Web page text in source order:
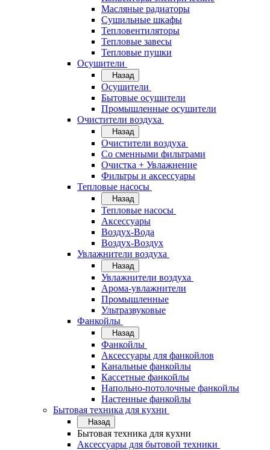
Масляные радиаторы
Сушильные шкафы
Тепловентиляторы
Тепловые завесы
Тепловые пушки
Осушители
Назад
Осушители
Бытовые осушители
Промышленные осушители
Очистители воздуха
Назад
Очистители воздуха
Cо сменными фильтрами
Очистка + Увлажнение
Фильтры и аксессуары
Тепловые насосы
Назад
Тепловые насосы
Аксессуары
Воздух-Вода
Воздух-Воздух
Увлажнители воздуха
Назад
Увлажнители воздуха
Арома-увлажнители
Промышленные
Ультразвуковые
Фанкойлы
Назад
Фанкойлы
Аксессуары для фанкойлов
Канальные фанкойлы
Кассетные фанкойлы
Напольно-потолочные фанкойлы
Настенные фанкойлы
Бытовая техника для кухни
Назад
Бытовая техника для кухни
Аксессуары для бытовой техники